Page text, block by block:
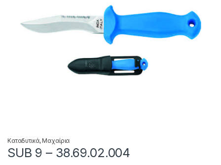
Καταδυτικά,Μαχαίρια
SUB 9 – 38.69.02.004